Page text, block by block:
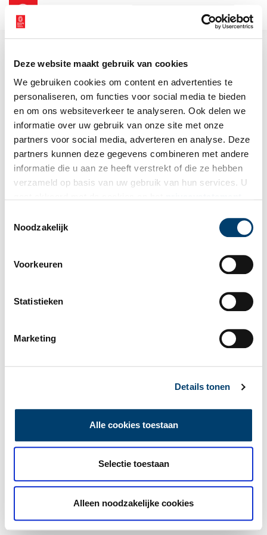
Deze website maakt gebruik van cookies
We gebruiken cookies om content en advertenties te
personaliseren, om functies voor social media te bieden
en om ons websiteverkeer te analyseren. Ook delen we
informatie over uw gebruik van onze site met onze
partners voor social media, adverteren en analyse. Deze
partners kunnen deze gegevens combineren met andere
informatie die u aan ze heeft verstrekt of die ze hebben
verzameld op basis van uw gebruik van hun services. U
Noodzakelijk
Voorkeuren
Statistieken
Marketing
Details tonen
Alle cookies toestaan
Selectie toestaan
Alleen noodzakelijke cookies